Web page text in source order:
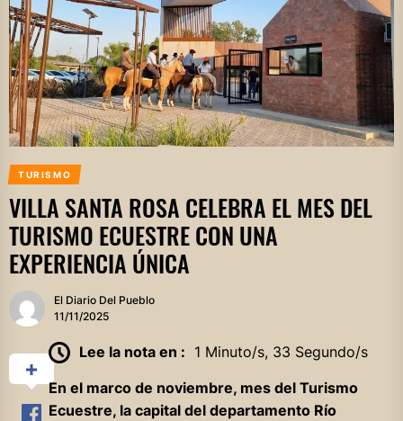
TURISMO
VILLA SANTA ROSA CELEBRA EL MES DEL
TURISMO ECUESTRE CON UNA
EXPERIENCIA ÚNICA
El Diario Del Pueblo
11/11/2025
Lee la nota en : 1 Minuto/s, 33 Segundo/s
En el marco de noviembre, mes del Turismo
Ecuestre, la capital del departamento Río